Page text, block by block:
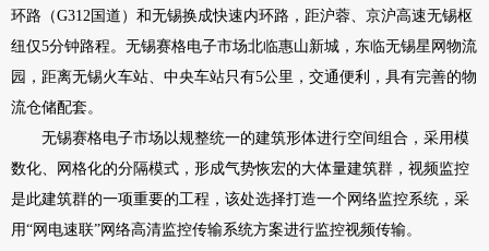
环路（G312国道）和无锡换成快速内环路，距沪蓉、京沪高速无锡枢
纽仅5分钟路程。无锡赛格电子市场北临惠山新城，东临无锡星网物流
园，距离无锡火车站、中央车站只有5公里，交通便利，具有完善的物
流仓储配套。
无锡赛格电子市场以规整统一的建筑形体进行空间组合，采用模
数化、网格化的分隔模式，形成气势恢宏的大体量建筑群，视频监控
是此建筑群的一项重要的工程，该处选择打造一个网络监控系统，采
用“网电速联”网络高清监控传输系统方案进行监控视频传输。